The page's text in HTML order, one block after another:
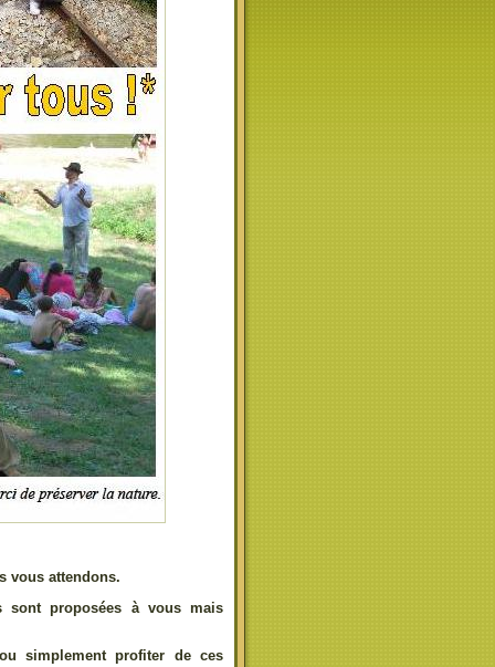
vous attendons.
sont proposées à vous mais
simplement profiter de ces